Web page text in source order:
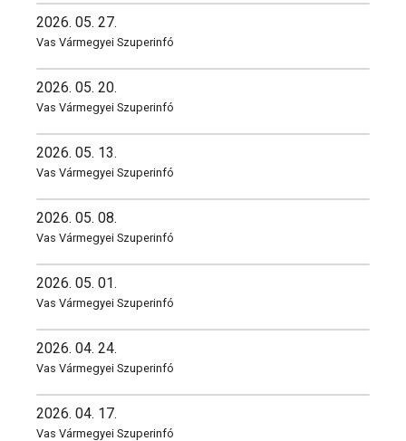
2026. 05. 27.
Vas Vármegyei Szuperinfó
2026. 05. 20.
Vas Vármegyei Szuperinfó
2026. 05. 13.
Vas Vármegyei Szuperinfó
2026. 05. 08.
Vas Vármegyei Szuperinfó
2026. 05. 01.
Vas Vármegyei Szuperinfó
2026. 04. 24.
Vas Vármegyei Szuperinfó
2026. 04. 17.
Vas Vármegyei Szuperinfó